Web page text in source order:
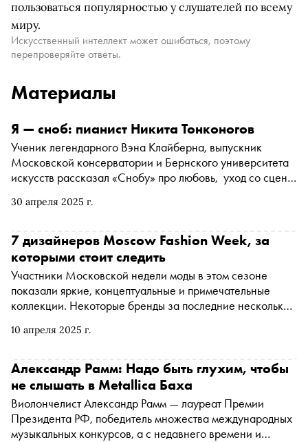
пользоваться популярностью у слушателей по всему
миру.
Искусственный интеллект может ошибаться, поэтому
перепроверяйте ответы.
Материалы
30 апреля 2025 г.
Я — сноб: пианист Никита Тонконогов
Ученик легендарного Вэна Клайберна, выпускник
Московской консерватории и Бернского университета
искусств рассказал «Снобу» про любовь, уход со сцены,
10 апреля 2025 г.
7 дизайнеров Moscow Fashion Week, за
которыми стоит следить
Участники Московской недели моды в этом сезоне
показали яркие, концептуальные и примечательные
коллекции. Некоторые бренды за последние несколько
аудиторией и прочно заняли свою нишу. Есть и новички,
community своим нетривиальным подходом к одежде и
стилизации. Выбрали семь дизайнеров, за которыми
стоит следить
Александр Рамм: Надо быть глухим, чтобы
не слышать в Metallica Баха
Виолончелист Александр Рамм — лауреат Премии
Президента РФ, победитель множества международных
музыкальных конкурсов, а с недавнего времени и